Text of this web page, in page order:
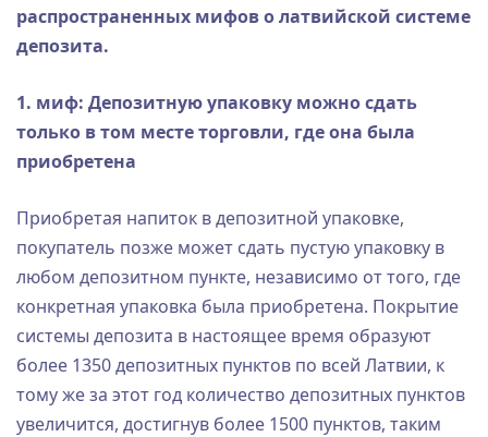
распространенных мифов о латвийской системе
депозита.
1. миф: Депозитную упаковку можно сдать
только в том месте торговли, где она была
приобретена
Приобретая напиток в депозитной упаковке,
покупатель позже может сдать пустую упаковку в
любом депозитном пункте, независимо от того, где
конкретная упаковка была приобретена. Покрытие
системы депозита в настоящее время образуют
более 1350 депозитных пунктов по всей Латвии, к
тому же за этот год количество депозитных пунктов
увеличится, достигнув более 1500 пунктов, таким